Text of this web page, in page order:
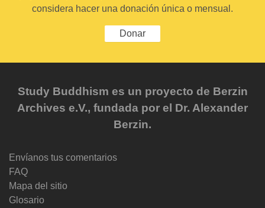
considera hacer una donación única o mensual.
Donar
Study Buddhism es un proyecto de Berzin
Archives e.V., fundada por el Dr. Alexander
Berzin.
Envíanos tus comentarios
FAQ
Mapa del sitio
Glosario